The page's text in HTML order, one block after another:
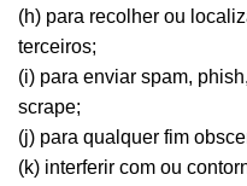
(h) para recolher ou
terceiros;
(i) para enviar spam,
scrape;
(j) para qualquer fim
(k) interferir com ou